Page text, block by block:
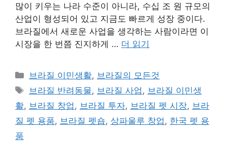
많이 키우는 나라 수준이 아니라, 수십 조 원 규모의
산업이 형성되어 있고 지금도 빠르게 성장 중이다.
브라질에서 새로운 사업을 생각하는 사람이라면 이
시장을 한 번쯤 진지하게 … 더 읽기
카
테
리
브라질 이민생활, 브라질의 모든것
태
그
브라질 반려동물, 브라질 사업 , 브라질 이민생
활, 브라질 창업 , 브라질 투자, 브라질 펫 시장, 브라
질 펫 용품, 브라질 펫숍, 상파울루 창업 , 한국 펫 용
품